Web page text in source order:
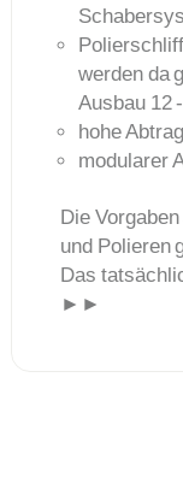
werden da
Ausbau 12
hohe
modularer
Die
und Polieren
Das
►►